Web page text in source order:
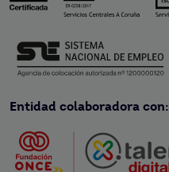
Entidad colaboradora con: